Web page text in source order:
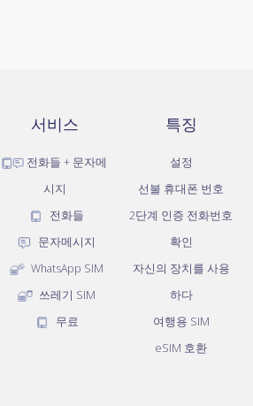
서비스
전화들 + 문자메
시지
전화들
문자메시지
WhatsApp SIM
쓰레기 SIM
무료
특징
설정
선불 휴대폰 번호
2단계 인증 전화번호
확인
자신의 장치를 사용
하다
여행용 SIM
eSIM 호환